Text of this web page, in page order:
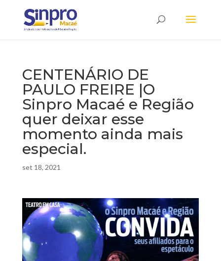
CENTENÁRIO DE
PAULO FREIRE |O
Sinpro Macaé e Região
quer deixar esse
momento ainda mais
especial.
set 18, 2021